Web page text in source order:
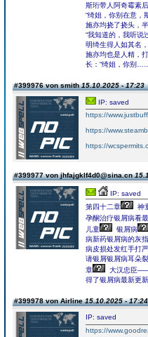
斯珩带人阿奇霉素
“绮姐，你别在意
施亦均挠了挠头，
“我知道的，我听说
明绮生得人如其名
施亦均也是人精，
长：“绮姐，你别
#399976 von smith15.10.2025 - 17:23
IP: saved
https://
https://
https://
#399977 von jhfajgklf4d0@sina.cn
IP: saved
第四十二章
神
孕酮治疗银屑病看
儿童
银屑病
病新药银屑病的灰
病皮损处发红手打
请银屑银屑病耳朵
章
大汉忠臣
得了银屑病最新更
#399978 von Airline15.10.2025 - 17:24
IP: saved
https://